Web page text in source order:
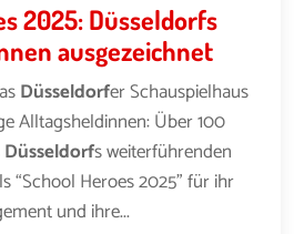
2025: Düsseldorfs
ausgezeichnet
Düsseldorfer Schauspielhaus
Alltagsheldinnen: Über 100
Düsseldorfs weiterführenden
“School Heroes 2025” für ihr
und ihre...